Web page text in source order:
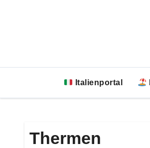
Italienportal
Thermen